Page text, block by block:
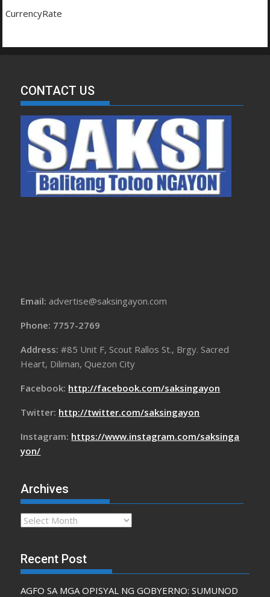
CurrencyRate
CONTACT US
Email: advertise@saksingayon.com
Phone: 7757-2769
Address:#85 Unit F, Scout Rallos St., Brgy. Sacred
Heart, Diliman, Quezon City
Facebook: http://facebook.com/saksingayon
Twitter: http://twitter.com/saksingayon
Instagram: https://www.instagram.com/saksinga
yon/
Archives
Archives
Recent Post
AGFO SA MGA OPISYAL NG GOBYERNO: SUMUNOD